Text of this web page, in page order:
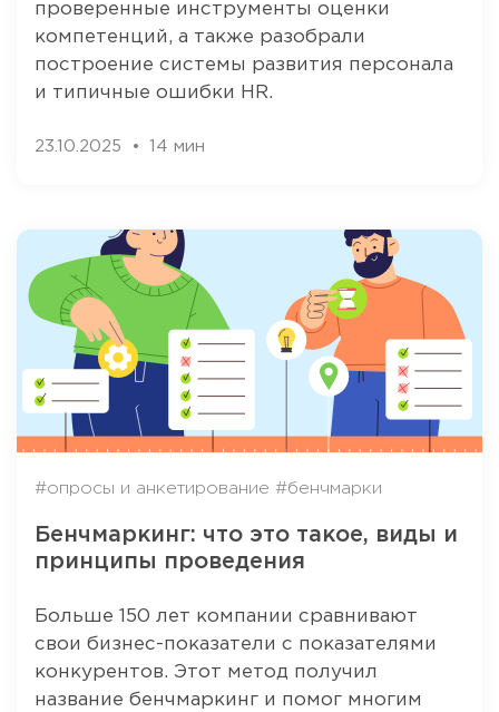
проверенные инструменты оценки
компетенций, а также разобрали
построение системы развития персонала
и типичные ошибки HR.
23.10.2025 14 мин
#опросы и анкетирование #бенчмарки
Бенчмаркинг: что это такое, виды и
принципы проведения
Больше 150 лет компании сравнивают
свои бизнес-показатели с показателями
конкурентов. Этот метод получил
название бенчмаркинг и помог многим